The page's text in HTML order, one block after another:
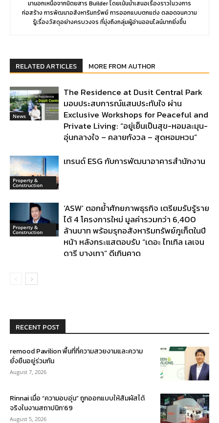
มานอกเหนือจากนิตยสาร Builder โดยเน้นนำเสนอเรื่องราวในวงการ
ก่อสร้าง การพัฒนาอสังหาริมทรัพย์ การออกแบบตกแต่ง ตลอดจนความ
รู้เรื่องวัสดุอย่างครบวงจร ที่มุ่งถึงกลุ่มผู้อ่านออนไลน์มากยิ่งขึ้น
RELATED ARTICLES MORE FROM AUTHOR
News
The Residence at Dusit Central Park
มอบประสบการณ์แสนประทับใจ ผ่าน
Exclusive Workshops for Peaceful and
Private Living: “อยู่เย็นเป็นสุข-หอมละมุน-
อุ่นกลางใจ – คลายกังวล – สุดหอมหวน”
Property &
Construction
เทรนด์ ESG กับการพัฒนาอาคารสำนักงาน
Property &
Construction
‘ASW’ ตอกย้ำศักยภาพธุรกิจ เตรียมรับรู้ราย
ได้ 4 โครงการใหม่ มูลค่ารวมกว่า 6,400
ล้านบาท พร้อมรุกอสังหาริมทรัพย์ภูเก็ตในปี
หน้า หลังกระแสตอบรับ “เดอะ ไทเทิล เลเจน
ดารี บางเทา” ดีเกินคาด
RECENT POST
remood Pavilion พื้นที่ที่ความสวยงามและความ
ยั่งยืนอยู่ร่วมกัน
August 7, 2026
Rinnai เมื่อ “ความอบอุ่น” ถูกออกแบบให้สัมผัสได้
จริงในงานสถาปนิก’69
August 5, 2026